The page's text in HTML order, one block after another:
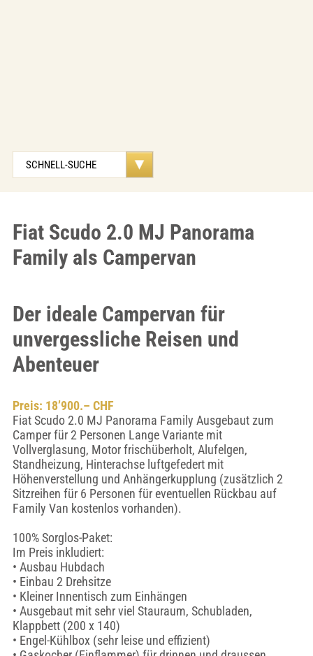
Fiat Scudo 2.0 MJ Panorama
Family als Campervan
Der ideale Campervan für
unvergessliche Reisen und
Abenteuer
Preis: 18’900.– CHF
Fiat Scudo 2.0 MJ Panorama Family Ausgebaut zum
Camper für 2 Personen Lange Variante mit
Vollverglasung, Motor frischüberholt, Alufelgen,
Standheizung, Hinterachse luftgefedert mit
Höhenverstellung und Anhängerkupplung (zusätzlich 2
Sitzreihen für 6 Personen für eventuellen Rückbau auf
Family Van kostenlos vorhanden).
100% Sorglos-Paket:
Im Preis inkludiert:
• Ausbau Hubdach
• Einbau 2 Drehsitze
• Kleiner Innentisch zum Einhängen
• Ausgebaut mit sehr viel Stauraum, Schubladen,
Klappbett (200 x 140)
• Engel-Kühlbox (sehr leise und effizient)